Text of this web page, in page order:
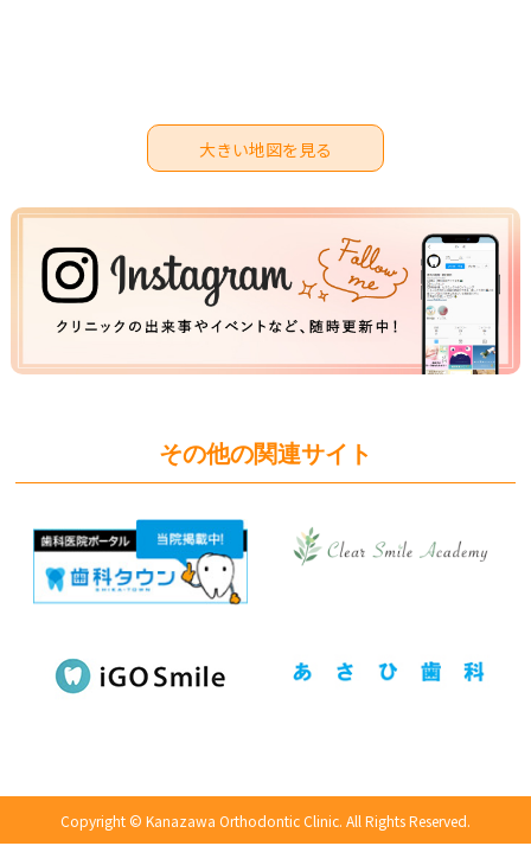
大きい地図を見る
その他の関連サイト
Copyright © Kanazawa Orthodontic Clinic. All Rights Reserved.